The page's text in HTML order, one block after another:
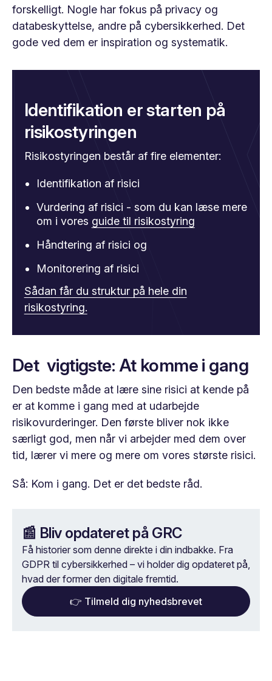
forskelligt. Nogle har fokus på privacy og
databeskyttelse, andre på cybersikkerhed. Det
gode ved dem er inspiration og systematik.
Identifikation er starten på
risikostyringen
Risikostyringen består af fire elementer:
Identifikation af risici
Vurdering af risici - som du kan læse mere
om i vores guide til risikostyring
Håndtering af risici og
Monitorering af risici
Sådan får du struktur på hele din
risikostyring.
Det vigtigste: At komme i gang
Den bedste måde at lære sine risici at kende på
er at komme i gang med at udarbejde
risikovurderinger. Den første bliver nok ikke
særligt god, men når vi arbejder med dem over
tid, lærer vi mere og mere om vores største risici.
Så: Kom i gang. Det er det bedste råd.
📰 Bliv opdateret på GRC
Få historier som denne direkte i din indbakke. Fra
GDPR til cybersikkerhed – vi holder dig opdateret på,
hvad der former den digitale fremtid.
👉 Tilmeld dig nyhedsbrevet